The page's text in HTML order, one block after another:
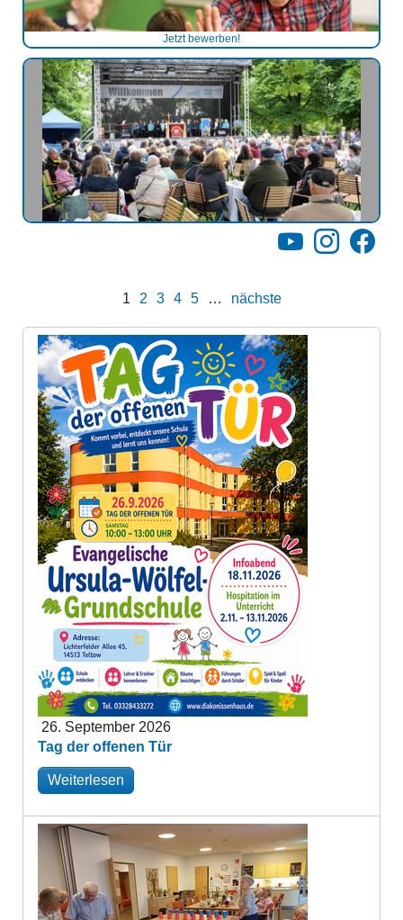
Jetzt bewerben!
YouTubeInstagram
1 2 3 4 5 … nächste
26. September 2026
Tag der offenen Tür
Weiterlesen